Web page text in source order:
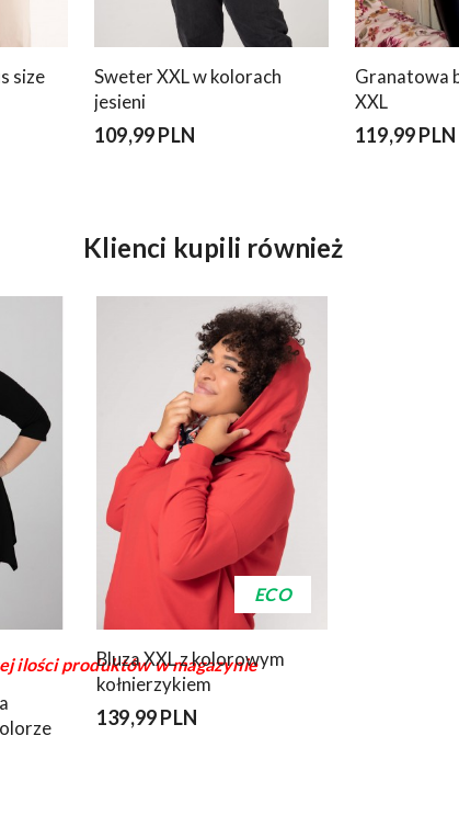
size
Sweter XXL w kolorach
jesieni
109,99 PLN
Granatowa
XXL
119,99 PLN
Klienci kupili również
ilości produktów w magazynie
ECO
Bluza XXL z kolorowym
kołnierzykiem
139,99 PLN